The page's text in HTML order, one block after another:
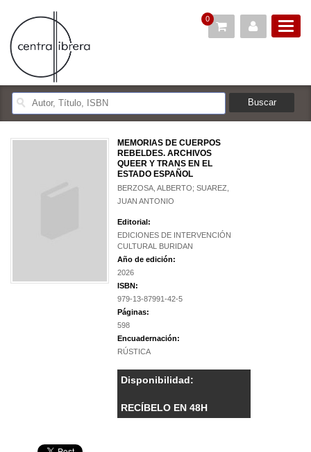
0
MEMORIAS DE CUERPOS
REBELDES. ARCHIVOS
QUEER Y TRANS EN EL
ESTADO ESPAÑOL
BERZOSA, ALBERTO; SUAREZ,
JUAN ANTONIO
Editorial:
EDICIONES DE INTERVENCIÓN
CULTURAL BURIDAN
Año de edición:
2026
ISBN:
979-13-87991-42-5
Páginas:
598
Encuadernación:
RÚSTICA
Disponibilidad:
RECÍBELO EN 48H